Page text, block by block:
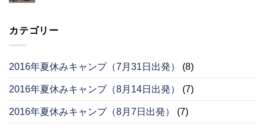
カテゴリー
2016年夏休みキャンプ（7月31日出発） (8)
2016年夏休みキャンプ（8月14日出発） (7)
2016年夏休みキャンプ（8月7日出発） (7)